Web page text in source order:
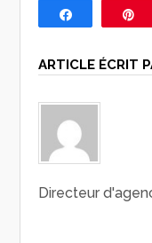
Partagez
ARTICLE ÉCRIT
Directeur